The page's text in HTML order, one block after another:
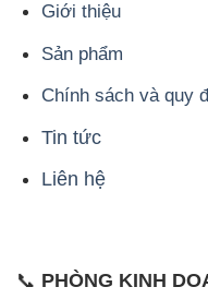
Giới thiệu
Sản phẩm
Chính sách và quy
Tin tức
Liên hệ
📞 PHÒNG KINH